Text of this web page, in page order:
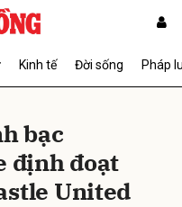
Kinh tế Đời sống Pháp
bạc
định đoạt
United